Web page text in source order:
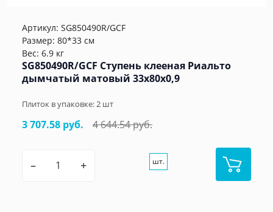
Артикул: SG850490R/GCF
Размер: 80*33 см
Вес: 6.9 кг
SG850490R/GCF Ступень клееная Риальто
дымчатый матовый 33x80x0,9
Плиток в упаковке:2 шт
3 707.58 руб. 4 644.54 руб.
– + шт.